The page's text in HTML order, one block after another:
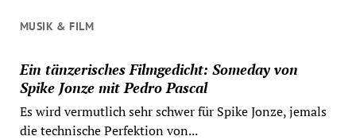
MUSIK & FILM
Ein tänzerisches Filmgedicht: Someday von
Spike Jonze mit Pedro Pascal
Es wird vermutlich sehr schwer für Spike Jonze, jemals
die technische Perfektion von...